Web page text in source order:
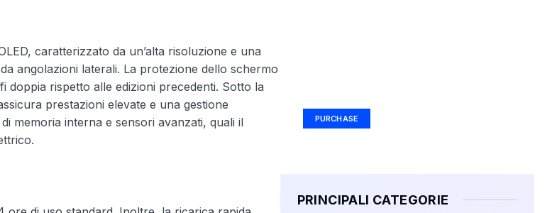
caratterizzato da un’alta risoluzione e una
angolazioni laterali. La protezione dello schermo
rispetto alle edizioni precedenti. Sotto la
prestazioni elevate e una gestione
memoria interna e sensori avanzati, quali il
PURCHASE
PRINCIPALI CATEGORIE